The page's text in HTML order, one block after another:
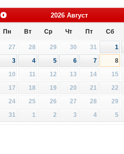
2026 Август
Пн Вт Ср Чт Пт Сб
27 28 29 30 31 1
3
4 5 6 7 8
10
11 12 13 14 15
17
18 19 20 21 22
24
25 26 27 28 29
31
1 2 3 4 5